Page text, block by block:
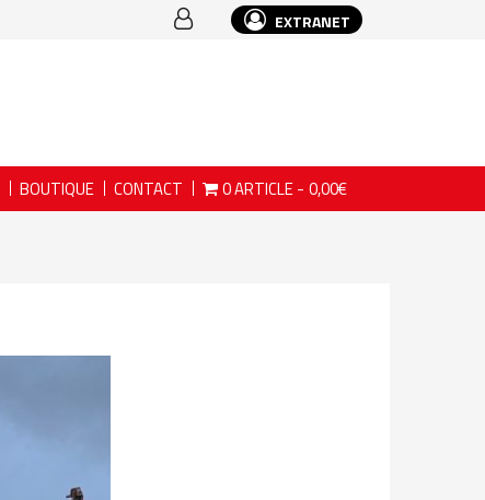
EXTRANET
BOUTIQUE CONTACT 0 ARTICLE 0,00€